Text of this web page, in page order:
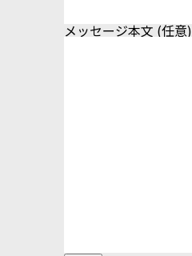
メッセージ本文 (任意)